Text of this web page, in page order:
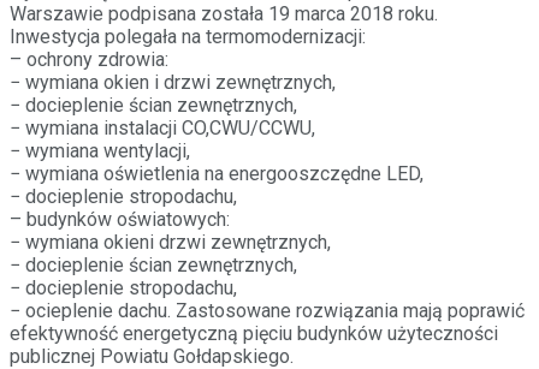
Warszawie podpisana została 19 marca 2018 roku.
Inwestycja polegała na termomodernizacji:
– ochrony zdrowia:
− wymiana okien i drzwi zewnętrznych,
− docieplenie ścian zewnętrznych,
− wymiana instalacji CO,CWU/CCWU,
− wymiana wentylacji,
− wymiana oświetlenia na energooszczędne LED,
− docieplenie stropodachu,
– budynków oświatowych:
− wymiana okieni drzwi zewnętrznych,
− docieplenie ścian zewnętrznych,
− docieplenie stropodachu,
− ocieplenie dachu. Zastosowane rozwiązania mają poprawić
efektywność energetyczną pięciu budynków użyteczności
publicznej Powiatu Gołdapskiego.